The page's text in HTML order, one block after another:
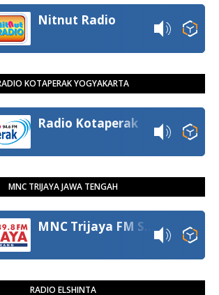
Nitnut Radio
KOTAPERAK YOGYAKARTA
Radio Kotaperak
MNC TRIJAYA JAWA TENGAH
RADIO ELSHINTA